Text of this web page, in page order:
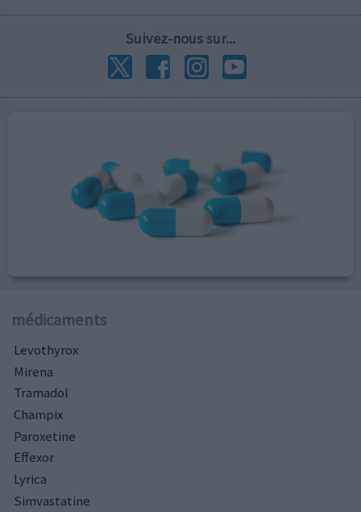
Suivez-nous sur...
médicaments
Levothyrox
Mirena
Tramadol
Champix
Paroxetine
Effexor
Lyrica
Simvastatine